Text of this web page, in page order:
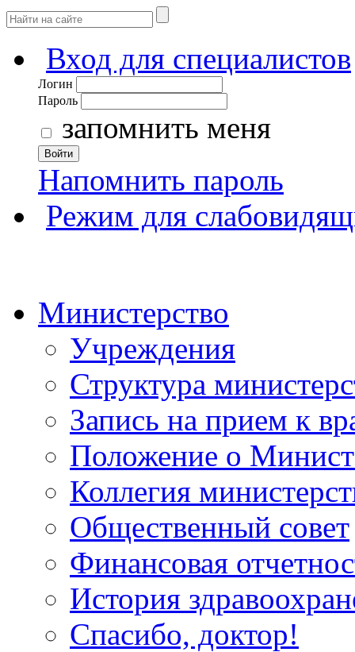
Вход для специалистов
Логин
Пароль
запомнить меня
Войти
Напомнить пароль
Режим для
Министерство
Учреждения
Структура
Запись на прием к
Положение о
Коллегия
Общественный совет
Финансовая
История
Спасибо, доктор!